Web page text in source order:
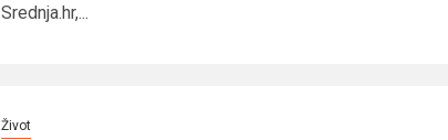
Srednja.hr,...
Život